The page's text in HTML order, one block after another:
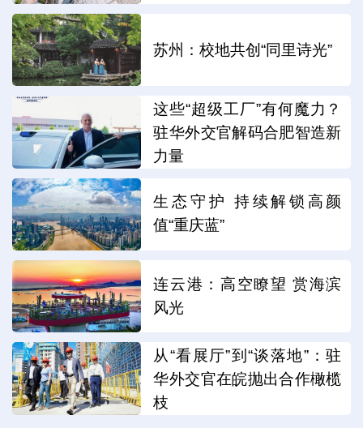
苏州：校地共创“同里诗光”
这些“超级工厂”有何魔力？
驻华外交官解码合肥智造新
力量
生态守护 持续解锁高颜
值“重庆蓝”
连云港：高空瞭望 赏海滨
风光
从“看展厅”到“谈落地”：驻
华外交官在皖抛出合作橄榄
枝